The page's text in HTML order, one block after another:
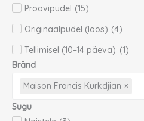
Proovipudel (15)
Originaalpudel (laos) (4)
Tellimisel (10–14 päeva) (1)
Bränd
Maison Francis Kurkdjian ×
Sugu